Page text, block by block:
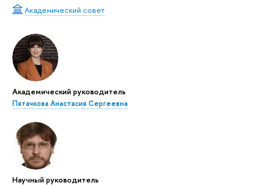
Академический совет
Академический руководитель
Пятачкова Анастасия Сергеевна
Научный руководитель